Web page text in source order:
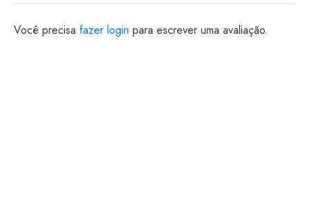
Você precisa fazer login para escrever uma avaliação.